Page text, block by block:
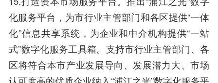
化服务平台，为市行业主管部门和各区提供“一体
化”信息共享系统，为企业和中介机构提供“一站
式”数字化服务工具箱。支持市行业主管部门、各
区将符合本市产业发展导向、发展潜力大、市场